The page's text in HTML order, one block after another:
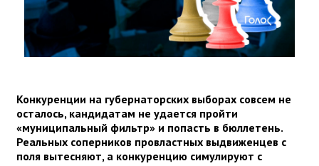
Конкуренции на губернаторских выборах совсем не
осталось, кандидатам не удается пройти
«муниципальный фильтр» и попасть в бюллетень.
Реальных соперников провластных выдвиженцев с
поля вытесняют, а конкуренцию симулируют с